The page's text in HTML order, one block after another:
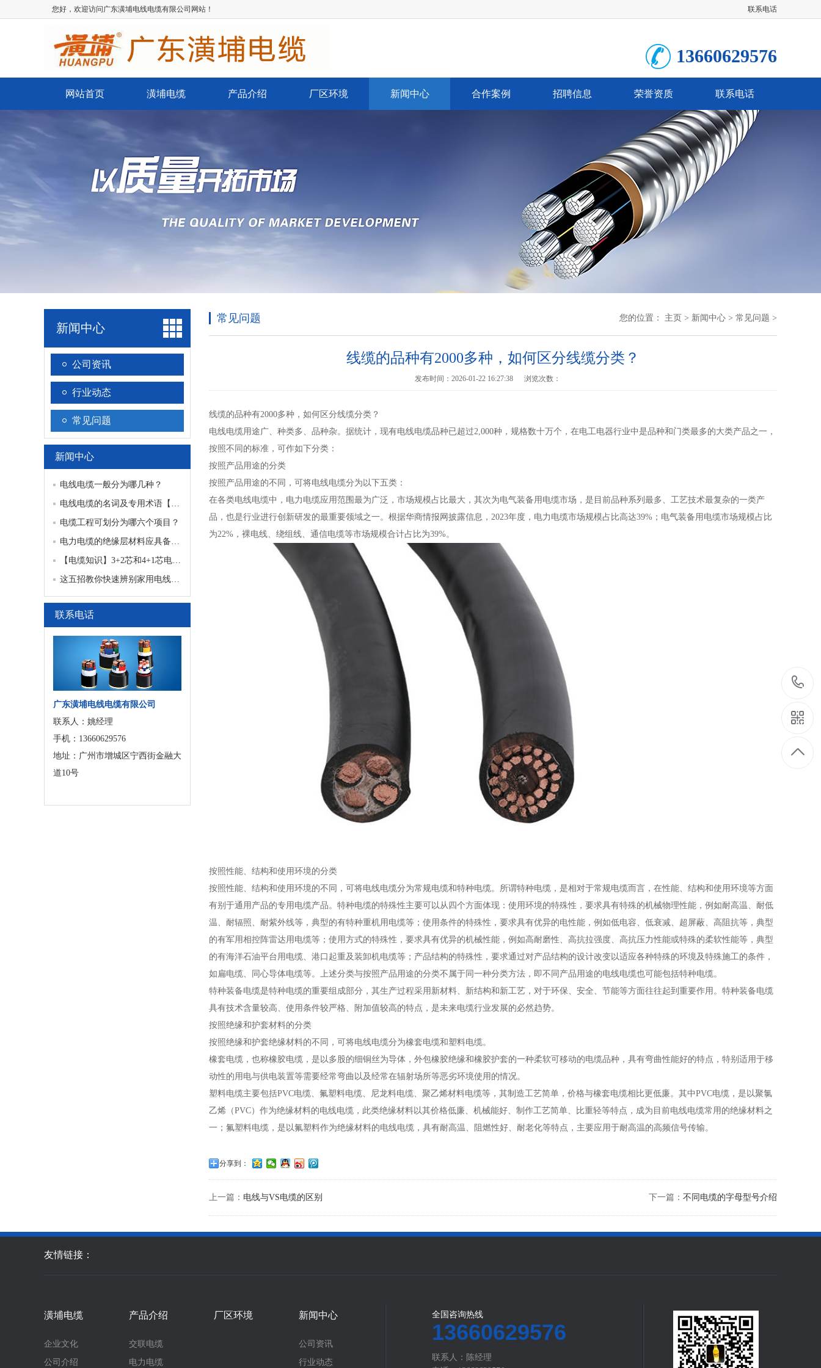
您好，欢迎访问广东潢埔电线电缆有限公司网站！ 联系电话
13660629576
网站首页 潢埔电缆 产品介绍 厂区环境 新闻中心 合作案例 招聘信息 荣誉资质 联系电话
新闻中心
公司资讯
行业动态
常见问题
新闻中心
电线电缆一般分为哪几种？
电线电缆的名词及专用术语【知识科普】
电缆工程可划分为哪六个项目？
电力电缆的绝缘层材料应具备哪6条主要性
【电缆知识】3+2芯和4+1芯电缆，你了解多
这五招教你快速辨别家用电线的优点和缺
联系电话
广东潢埔电线电缆有限公司
联系人：姚经理
手机：13660629576
地址：广州市增城区宁西街金融大
道10号
常见问题 您的位置： 主页 > 新闻中心 > 常见问题 >
线缆的品种有2000多种，如何区分线缆分类？
发布时间：2026-01-22 16:27:38 浏览次数：
线缆的品种有2000多种，如何区分线缆分类？
电线电缆用途广、种类多、品种杂。据统计，现有电线电缆品种已超过2,000种，规格数十万个，在电工电器行业中是品种和门类最多的大类产品之一，
按照不同的标准，可作如下分类：
按照产品用途的分类
按照产品用途的不同，可将电线电缆分为以下五类：
在各类电线电缆中，电力电缆应用范围最为广泛，市场规模占比最大，其次为电气装备用电缆市场，是目前品种系列最多、工艺技术最复杂的一类产
品，也是行业进行创新研发的最重要领域之一。根据华商情报网披露信息，2023年度，电力电缆市场规模占比高达39%；电气装备用电缆市场规模占比
为22%，裸电线、绕组线、通信电缆等市场规模合计占比为39%。
按照性能、结构和使用环境的分类
按照性能、结构和使用环境的不同，可将电线电缆分为常规电缆和特种电缆。所谓特种电缆，是相对于常规电缆而言，在性能、结构和使用环境等方面
有别于通用产品的专用电缆产品。特种电缆的特殊性主要可以从四个方面体现：使用环境的特殊性，要求具有特殊的机械物理性能，例如耐高温、耐低
温、耐辐照、耐紫外线等，典型的有特种重机用电缆等；使用条件的特殊性，要求具有优异的电性能，例如低电容、低衰减、超屏蔽、高阻抗等，典型
的有军用相控阵雷达用电缆等；使用方式的特殊性，要求具有优异的机械性能，例如高耐磨性、高抗拉强度、高抗压力性能或特殊的柔软性能等，典型
的有海洋石油平台用电缆、港口起重及装卸机电缆等；产品结构的特殊性，要求通过对产品结构的设计改变以适应各种特殊的环境及特殊施工的条件，
如扁电缆、同心导体电缆等。上述分类与按照产品用途的分类不属于同一种分类方法，即不同产品用途的电线电缆也可能包括特种电缆。
特种装备电缆是特种电缆的重要组成部分，其生产过程采用新材料、新结构和新工艺，对于环保、安全、节能等方面往往起到重要作用。特种装备电缆
具有技术含量较高、使用条件较严格、附加值较高的特点，是未来电缆行业发展的必然趋势。
按照绝缘和护套材料的分类
按照绝缘和护套绝缘材料的不同，可将电线电缆分为橡套电缆和塑料电缆。
橡套电缆，也称橡胶电缆，是以多股的细铜丝为导体，外包橡胶绝缘和橡胶护套的一种柔软可移动的电缆品种，具有弯曲性能好的特点，特别适用于移
动性的用电与供电装置等需要经常弯曲以及经常在辐射场所等恶劣环境使用的情况。
塑料电缆主要包括PVC电缆、氟塑料电缆、尼龙料电缆、聚乙烯材料电缆等，其制造工艺简单，价格与橡套电缆相比更低廉。其中PVC电缆，是以聚氯
乙烯（PVC）作为绝缘材料的电线电缆，此类绝缘材料以其价格低廉、机械能好、制作工艺简单、比重轻等特点，成为目前电线电缆常用的绝缘材料之
一；氟塑料电缆，是以氟塑料作为绝缘材料的电线电缆，具有耐高温、阻燃性好、耐老化等特点，主要应用于耐高温的高频信号传输。
分享到：
上一篇： 电线与VS电缆的区别 下一篇： 不同电缆的字母型号介绍
友情链接：
潢埔电缆
企业文化
公司介绍
产品介绍
交联电缆
电力电缆
厂区环境 新闻中心
公司资讯
行业动态
全国咨询热线
13660629576
联系人：陈经理